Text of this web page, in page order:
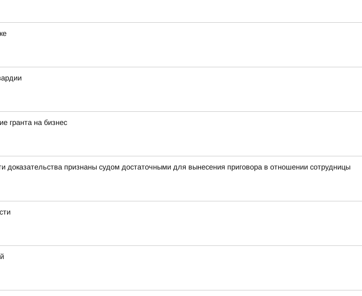
гранта на бизнес
признаны судом достаточными для вынесения приговора в отношении сотрудницы